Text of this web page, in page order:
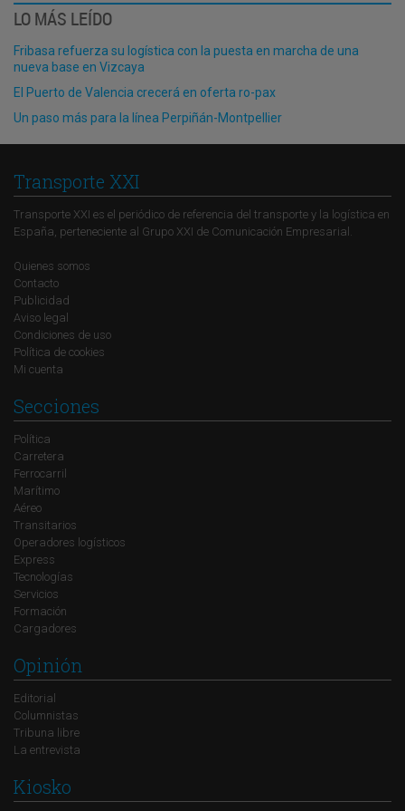
LO MÁS LEÍDO
Fribasa refuerza su logística con la puesta en marcha de una
nueva base en Vizcaya
El Puerto de Valencia crecerá en oferta ro-pax
Un paso más para la línea Perpiñán-Montpellier
Transporte XXI
Transporte XXI es el periódico de referencia del transporte y la logística en
España, perteneciente al Grupo XXI de Comunicación Empresarial.
Quienes somos
Contacto
Publicidad
Aviso legal
Condiciones de uso
Política de cookies
Mi cuenta
Secciones
Política
Carretera
Ferrocarril
Marítimo
Aéreo
Transitarios
Operadores logísticos
Express
Tecnologías
Servicios
Formación
Cargadores
Opinión
Editorial
Columnistas
Tribuna libre
La entrevista
Kiosko